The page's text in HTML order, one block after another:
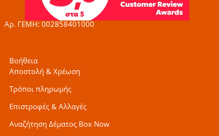
m
Αρ. ΓΕΜΗ: 002858401000
Βοήθεια
Αποστολή & Χρέωση
Τρόποι πληρωμής
Επιστροφές & Αλλαγές
Αναζήτηση Δέματος Box Now